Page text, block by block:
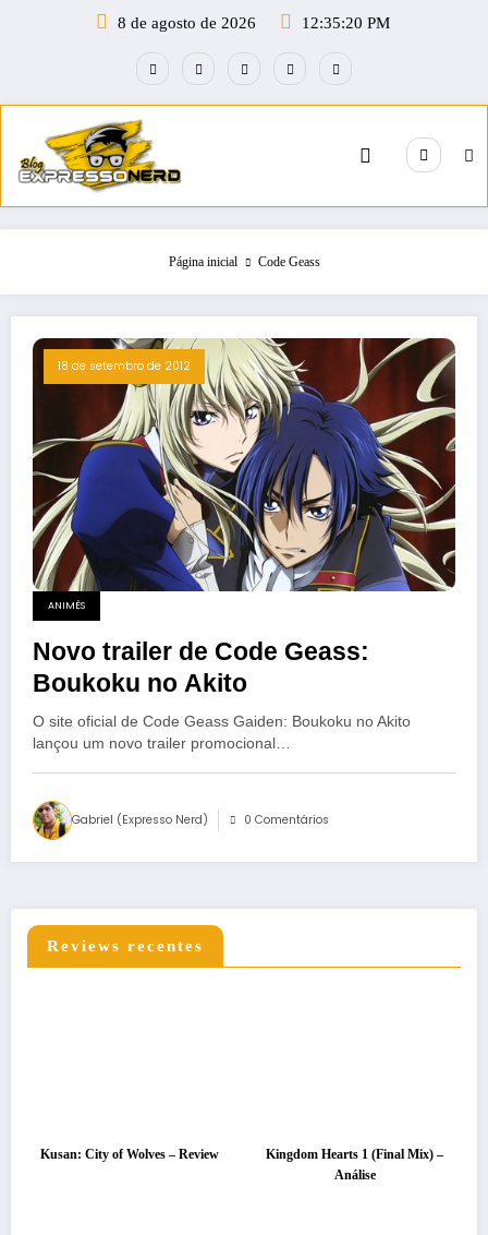
8 de agosto de 2026 12:35:20 PM
Página inicial Code Geass
18 de setembro de 2012
ANIMÊS
Novo trailer de Code Geass:
Boukoku no Akito
O site oficial de Code Geass Gaiden: Boukoku no Akito
lançou um novo trailer promocional…
Gabriel (Expresso Nerd) 0 Comentários
Reviews recentes
Kusan: City of Wolves – Review
Kingdom Hearts 1 (Final Mix) –
Análise